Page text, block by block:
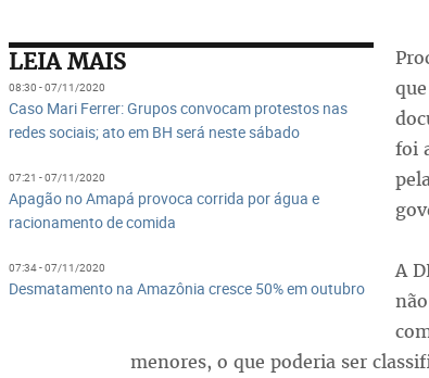
LEIA MAIS
08:30 - 07/11/2020
Caso Mari Ferrer: Grupos convocam protestos nas
redes sociais; ato em BH será neste sábado
07:21 - 07/11/2020
Apagão no Amapá provoca corrida por água e
racionamento de comida
07:34 - 07/11/2020
Desmatamento na Amazônia cresce 50% em outubro
foi
A
menores, o que poderia ser